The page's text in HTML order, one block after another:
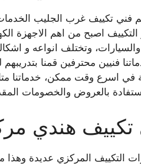
فني تكييف غرب الجليب
اصبح من اهم الاجهزة
والسيارات، وتختلف انواعه و
فنيين محترفين قمنا
في اسرع وقت ممكن، خدماتنا
بالعروض والخصومات
تكييف هندي
التكييف المركزي عديدة وهذا